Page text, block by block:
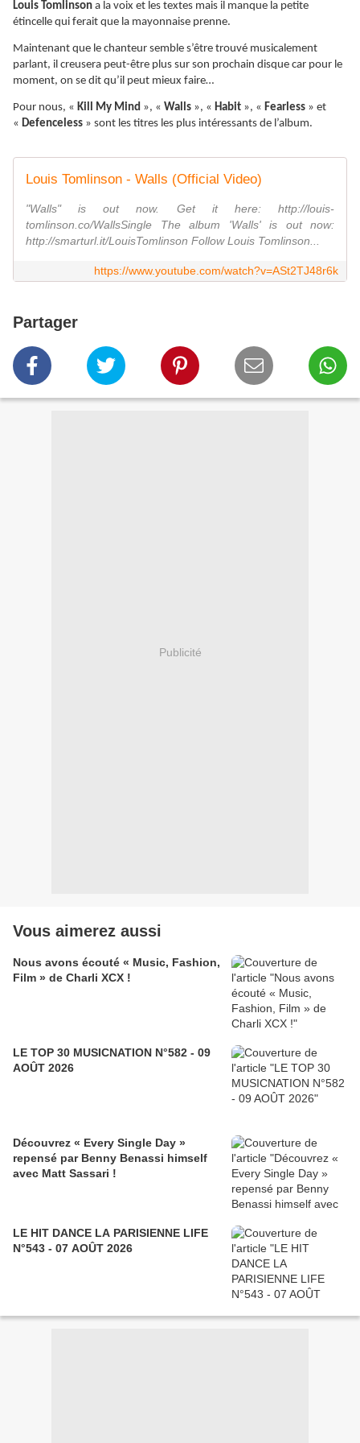
Louis Tomlinson a la voix et les textes mais il manque la petite
étincelle qui ferait que la mayonnaise prenne.
Maintenant que le chanteur semble s’être trouvé musicalement
parlant, il creusera peut-être plus sur son prochain disque car pour le
moment, on se dit qu’il peut mieux faire…
Pour nous, « Kill My Mind », « Walls », « Habit », « Fearless » et
« Defenceless » sont les titres les plus intéressants de l’album.
Louis Tomlinson - Walls (Official Video)
"Walls" is out now. Get it here: http://louis-
tomlinson.co/WallsSingle The album 'Walls' is out now:
http://smarturl.it/LouisTomlinson Follow Louis Tomlinson...
https://www.youtube.com/watch?v=ASt2TJ48r6k
Partager
Publicité
Vous aimerez aussi
Nous avons écouté « Music, Fashion,
Film » de Charli XCX !
LE TOP 30 MUSICNATION N°582 - 09
AOÛT 2026
Découvrez « Every Single Day »
repensé par Benny Benassi himself
avec Matt Sassari !
LE HIT DANCE LA PARISIENNE LIFE
N°543 - 07 AOÛT 2026